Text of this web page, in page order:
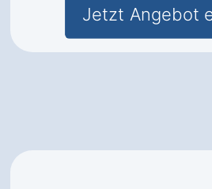
Jetzt Angebot